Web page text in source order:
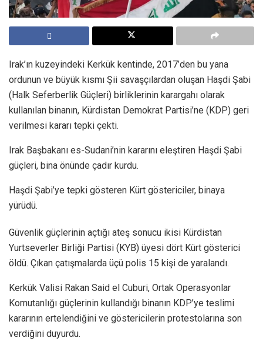
Irak’ın kuzeyindeki Kerkük kentinde, 2017’den bu yana
ordunun ve büyük kısmı Şii savaşçılardan oluşan Haşdi Şabi
(Halk Seferberlik Güçleri) birliklerinin karargahı olarak
kullanılan binanın, Kürdistan Demokrat Partisi’ne (KDP) geri
verilmesi kararı tepki çekti.
Irak Başbakanı es-Sudani’nin kararını eleştiren Haşdi Şabi
güçleri, bina önünde çadır kurdu.
Haşdi Şabi’ye tepki gösteren Kürt göstericiler, binaya
yürüdü.
Güvenlik güçlerinin açtığı ateş sonucu ikisi Kürdistan
Yurtseverler Birliği Partisi (KYB) üyesi dört Kürt gösterici
öldü. Çıkan çatışmalarda üçü polis 15 kişi de yaralandı.
Kerkük Valisi Rakan Said el Cuburi, Ortak Operasyonlar
Komutanlığı güçlerinin kullandığı binanın KDP’ye teslimi
kararının ertelendiğini ve göstericilerin protestolarına son
verdiğini duyurdu.